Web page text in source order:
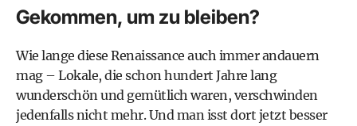
Gekommen, um zu bleiben?
Wie lange diese Renaissance auch immer andauern
mag – Lokale, die schon hundert Jahre lang
wunderschön und gemütlich waren, verschwinden
jedenfalls nicht mehr. Und man isst dort jetzt besser